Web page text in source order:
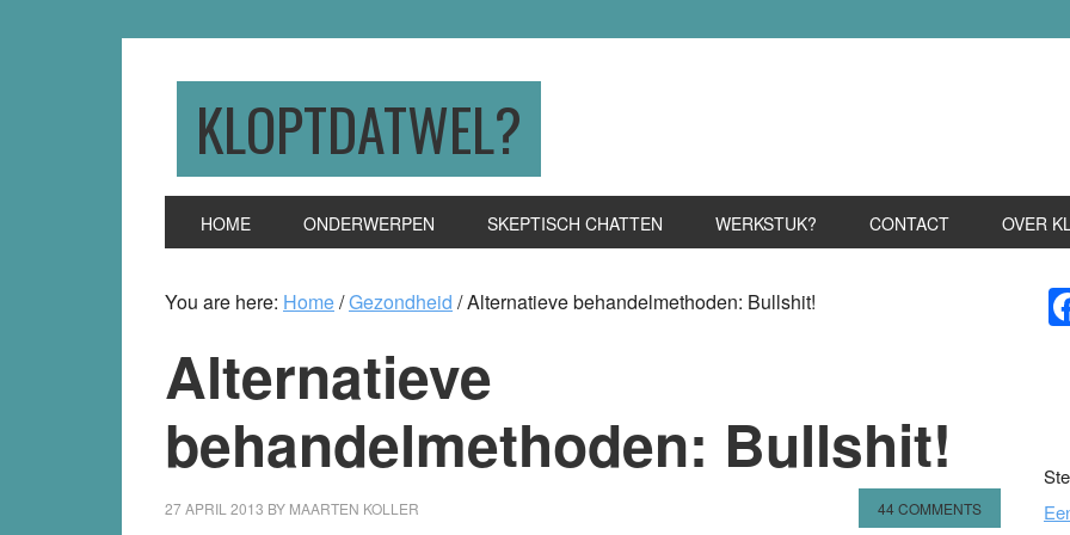
KLOPTDATWEL?
HOME ONDERWERPEN SKEPTISCH CHATTEN WERKSTUK? CONTACT OVER
You are here: Home/Gezondheid /Alternatieve behandelmethoden: Bullshit!
Alternatieve
behandelmethoden: Bullshit!
27 APRIL 2013 BY MAARTEN KOLLER 44 COMMENTS